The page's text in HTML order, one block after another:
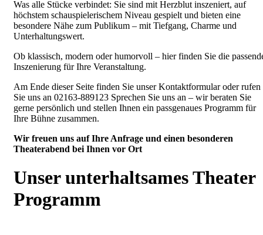
Was alle Stücke verbindet: Sie sind mit Herzblut inszeniert, auf
höchstem schauspielerischem Niveau gespielt und bieten eine
besondere Nähe zum Publikum – mit Tiefgang, Charme und
Unterhaltungswert.
Ob klassisch, modern oder humorvoll – hier finden Sie die
Inszenierung für Ihre Veranstaltung.
Am Ende dieser Seite finden Sie unser Kontaktformular oder rufen
Sie uns an 02163-889123 Sprechen Sie uns an – wir beraten Sie
gerne persönlich und stellen Ihnen ein passgenaues Programm für
Ihre Bühne zusammen.
Wir freuen uns auf Ihre Anfrage und einen besonderen
Theaterabend bei Ihnen vor Ort
Unser unterhaltsames Theater
Programm